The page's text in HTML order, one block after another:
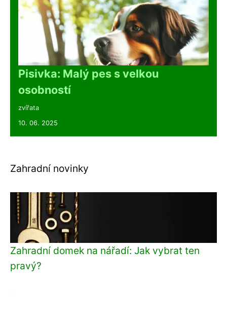
Pisivka: Malý pes s velkou
osobností
zvířata
10. 06. 2025
Zahradní novinky
Zahradní domek na nářadí: Jak vybrat ten
pravý?